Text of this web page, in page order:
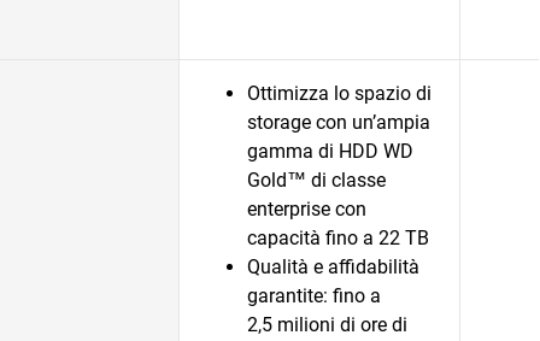
Ottimizza lo spazio di
storage con un’ampia
gamma di HDD WD
Gold™ di classe
enterprise con
capacità fino a 22 TB
Qualità e affidabilità
garantite: fino a
2,5 milioni di ore di